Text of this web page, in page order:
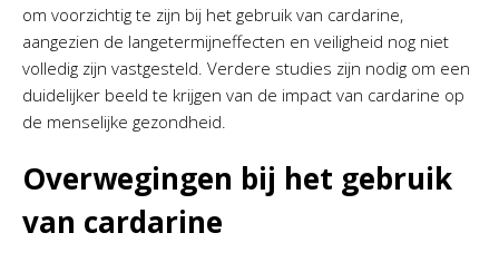
om voorzichtig te zijn bij het gebruik van cardarine,
aangezien de langetermijneffecten en veiligheid nog niet
volledig zijn vastgesteld. Verdere studies zijn nodig om een
duidelijker beeld te krijgen van de impact van cardarine op
de menselijke gezondheid.
Overwegingen bij het gebruik
van cardarine